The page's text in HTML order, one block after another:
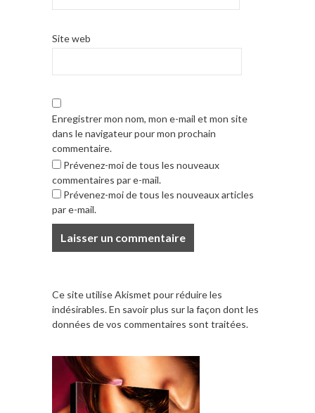
Site web
Enregistrer mon nom, mon e-mail et mon site
dans le navigateur pour mon prochain
commentaire.
Prévenez-moi de tous les nouveaux
commentaires par e-mail.
Prévenez-moi de tous les nouveaux articles
par e-mail.
Ce site utilise Akismet pour réduire les
indésirables.En savoir plus sur la façon dont les
données de vos commentaires sont traitées.